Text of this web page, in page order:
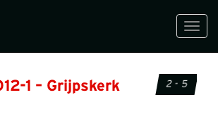
1 – Grijpskerk
2 - 5